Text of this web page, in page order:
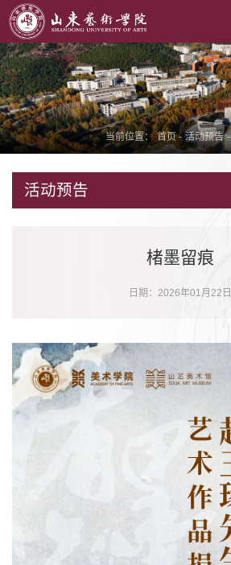
当前位置： 首页 - 活动预告 -
活动预告
楮墨留痕
日期：2026年01月22日